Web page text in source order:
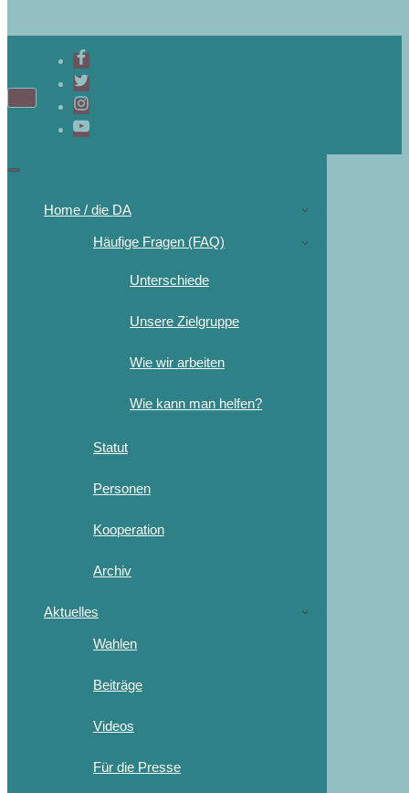
Home / die DA
Häufige Fragen (FAQ)
Unterschiede
Unsere Zielgruppe
Wie wir arbeiten
Wie kann man helfen?
Statut
Personen
Kooperation
Archiv
Aktuelles
Wahlen
Beiträge
Videos
Für die Presse